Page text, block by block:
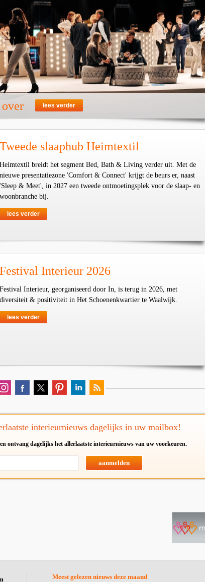
lees verder
Tweede slaaphub Heimtextil
Heimtextil breidt het segment Bed, Bath & Living verder uit. Met de
nieuwe presentatiezone 'Comfort & Connect' krijgt de beurs er, naast
'Sleep & Meet', in 2027 een tweede ontmoetingsplek voor de slaap- en
woonbranche bij.
lees verder
Festival Interieur 2026
Festival Interieur, georganiseerd door In, is terug in 2026, met
diversiteit & positiviteit in Het Schoenenkwartier te Waalwijk.
lees verder
interieurnieuws dagelijks in uw mailbox!
ontvang dagelijks het allerlaatste interieurnieuws van uw voorkeuren.
aanmelden
Meest gelezen nieuws deze maand